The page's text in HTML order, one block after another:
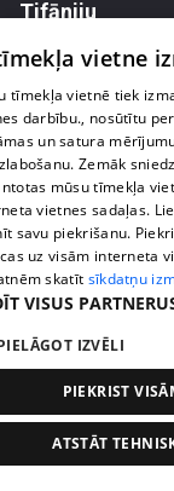
Tifāniju
pirms 2 nedēļām, 6
Draudzene
pusi
73. epizode
vietne
tīmekļa vietnē tiek
darbību., nosūtītu
un satura
Zemāk
mūsu tīmekļa
vietnes sadaļas.
savu piekrišanu.
uz visām interneta
skatīt sīkdatņu
VISUS
IZVĒLI
PIEKRIST
ATSTĀT